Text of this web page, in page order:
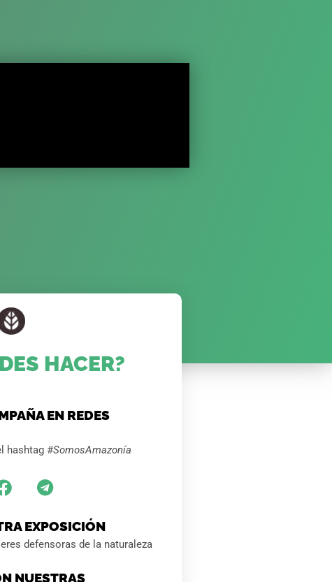
HACER?
EN REDES
hashtag #SomosAmazonía
EXPOSICIÓN
defensoras de la naturaleza
NUESTRAS